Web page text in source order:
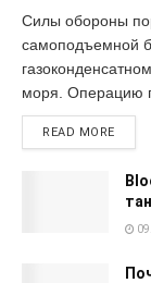
Силы обороны
самоподъемной
моря. Операцию
READ MORE